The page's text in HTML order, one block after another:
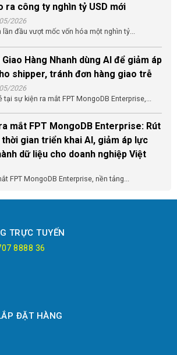
ra công ty nghìn tỷ USD mới
2026
đầu vượt mốc vốn hóa một nghìn tỷ...
Giao Hàng Nhanh dùng AI để giảm áp
shipper, tránh đơn hàng giao trễ
2026
tại sự kiện ra mắt FPT MongoDB Enterprise,...
mắt FPT MongoDB Enterprise: Rút
thời gian triển khai AI, giảm áp lực
dữ liệu cho doanh nghiệp Việt
FPT MongoDB Enterprise, nền tảng...
TRỰC TUYẾN
8888 36
ĐẶT HÀNG